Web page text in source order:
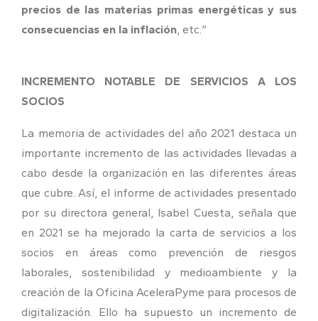
precios de las materias primas energéticas y sus
consecuencias en la inflación, etc.”
INCREMENTO NOTABLE DE SERVICIOS A LOS
SOCIOS
La memoria de actividades del año 2021 destaca un
importante incremento de las actividades llevadas a
cabo desde la organización en las diferentes áreas
que cubre. Así, el informe de actividades presentado
por su directora general, Isabel Cuesta, señala que
en 2021 se ha mejorado la carta de servicios a los
socios en áreas como prevención de riesgos
laborales, sostenibilidad y medioambiente y la
creación de la Oficina AceleraPyme para procesos de
digitalización. Ello ha supuesto un incremento de